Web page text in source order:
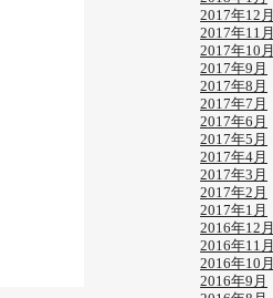
2017年12月
2017年11月
2017年10月
2017年9月
2017年8月
2017年7月
2017年6月
2017年5月
2017年4月
2017年3月
2017年2月
2017年1月
2016年12月
2016年11月
2016年10月
2016年9月